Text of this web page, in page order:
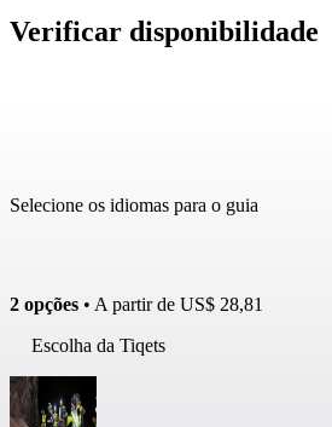
Verificar disponibilidade
Selecione os idiomas para o guia
2 opções • A partir de US$ 28,81
Escolha da Tiqets